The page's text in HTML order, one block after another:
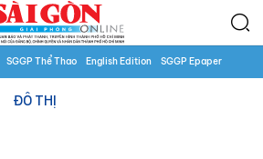
SGGP Thể Thao English Edition SGGP Epaper
ĐÔ THỊ